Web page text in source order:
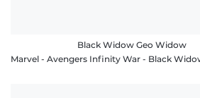
Black Widow Geo Widow